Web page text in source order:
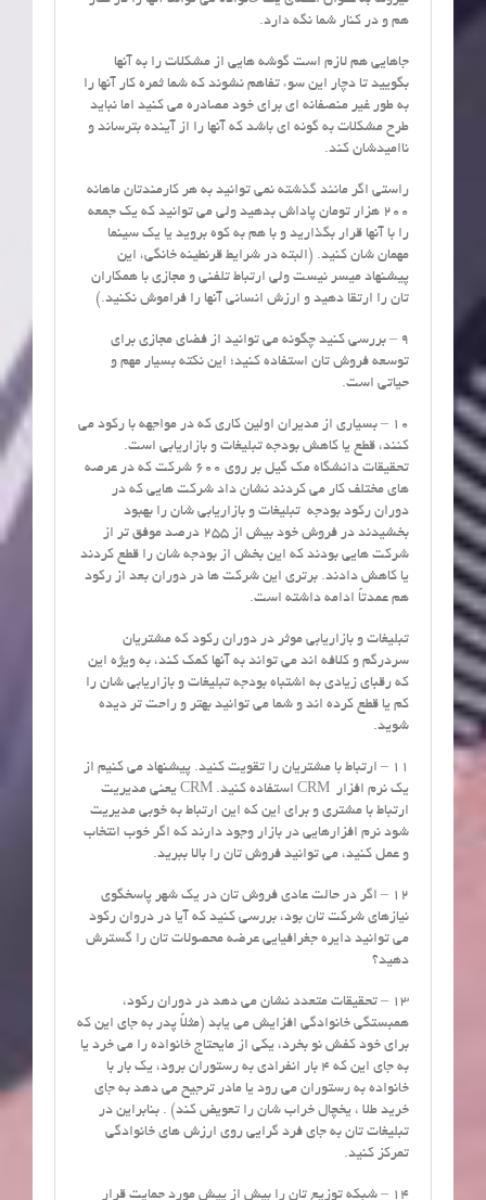
هم و در کنار شما نگه دارد.
جاهایی هم لازم است گوشه هایی از مشکلات را به آنها
بگویید تا دچار این سوء تفاهم نشوند که شما ثمره کار آنها را
به طور غیر منصفانه ای برای خود مصادره می کنید اما نباید
طرح مشکلات به گونه ای باشد که آنها را از آینده بترساند و
ناامیدشان کند.
راستی اگر مانند گذشته نمی توانید به هر کارمندتان ماهانه
200 هزار تومان پاداش بدهید ولی می توانید که یک جمعه
را با آنها قرار بگذارید و با هم به کوه بروید یا یک سینما
مهمان شان کنید. (البته در شرایط قرنطینه خانگی، این
پیشنهاد میسر نیست ولی ارتباط تلفنی و مجازی با همکاران
تان را ارتقا دهید و ارزش انسانی آنها را فراموش نکنید.)
9 – بررسی کنید چگونه می توانید از فضای مجازی برای
توسعه فروش تان استفاده کنید؛ این نکته بسیار مهم و
حیاتی است.
10 – بسیاری از مدیران اولین کاری که در مواجهه با رکود می
کنند، قطع یا کاهش بودجه تبلیغات و بازاریابی است.
تحقیقات دانشگاه مک گیل بر روی 600 شرکت که در عرصه
های مختلف کار می کردند نشان داد شرکت هایی که در
دوران رکود بودجه تبلیغات و بازاریابی شان را بهبود
بخشیدند در فروش خود بیش از 255 درصد موفق تر از
شرکت هایی بودند که این بخش از بودجه شان را قطع کردند
یا کاهش دادند. برتری این شرکت ها در دوران بعد از رکود
هم عمدتاً ادامه داشته است.
تبلیغات و بازاریابی موثر در دوران رکود که مشتریان
سردرگم و کلافه اند می تواند به آنها کمک کند، به ویژه این
که رقبای زیادی به اشتباه بودجه تبلیغات و بازاریابی شان را
کم یا قطع کرده اند و شما می توانید بهتر و راحت تر دیده
شوید.
11 – ارتباط با مشتریان را تقویت کنید. پیشنهاد می کنیم از
یک نرم افزار CRM استفاده کنید. CRM یعنی مدیریت
ارتباط با مشتری و برای این که این ارتباط به خوبی مدیریت
شود نرم افزارهایی در بازار وجود دارند که اگر خوب انتخاب
و عمل کنید، می توانید فروش تان را بالا ببرید.
12 – اگر در حالت عادی فروش تان در یک شهر پاسخگوی
نیازهای شرکت تان بود، بررسی کنید که آیا در دروان رکود
می توانید دایره جغرافیایی عرضه محصولات تان را گسترش
دهید؟
13 – تحقیقات متعدد نشان می دهد در دوران رکود،
همبستگی خانوادگی افزایش می یابد (مثلاً پدر به جای این که
برای خود کفش نو بخرد، یکی از مایحتاج خانواده را می خرد یا
به جای این که 4 بار انفرادی به رستوران برود، یک بار با
خانواده به رستوران می رود یا مادر ترجیح می دهد به جای
خرید طلا ، یخچال خراب شان را تعویض کند) . بنابراین در
تبلیغات تان به جای فرد گرایی روی ارزش های خانوادگی
تمرکز کنید.
14 – شبکه توزیع تان را بیش از پیش مورد حمایت قرار